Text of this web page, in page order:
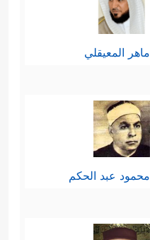
ماهر المعيقلي
محمود عبد الحكم